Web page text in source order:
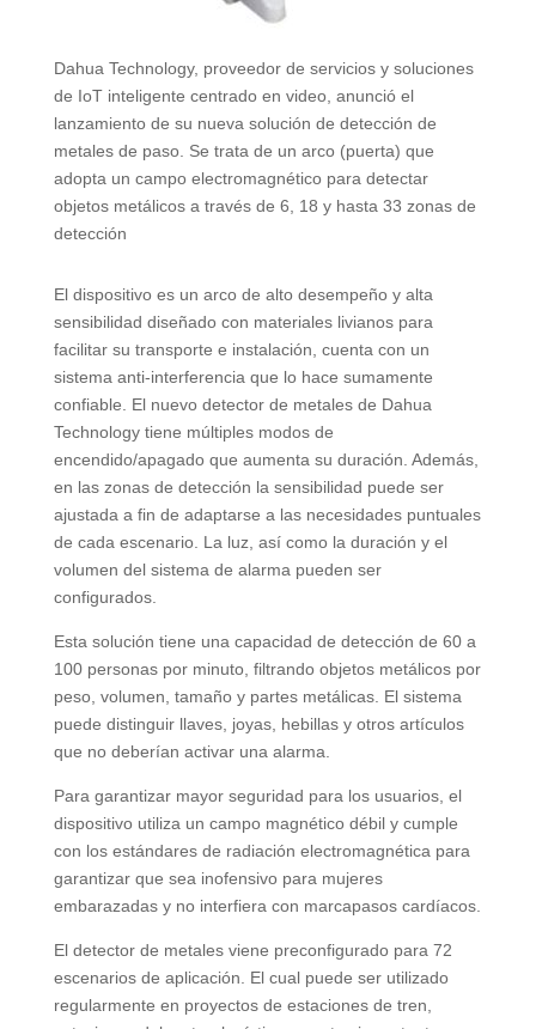
Dahua Technology, proveedor de servicios y soluciones
de IoT inteligente centrado en video, anunció el
lanzamiento de su nueva solución de detección de
metales de paso. Se trata de un arco (puerta) que
adopta un campo electromagnético para detectar
objetos metálicos a través de 6, 18 y hasta 33 zonas de
detección
El dispositivo es un arco de alto desempeño y alta
sensibilidad diseñado con materiales livianos para
facilitar su transporte e instalación, cuenta con un
sistema anti-interferencia que lo hace sumamente
confiable. El nuevo detector de metales de Dahua
Technology tiene múltiples modos de
encendido/apagado que aumenta su duración. Además,
en las zonas de detección la sensibilidad puede ser
ajustada a fin de adaptarse a las necesidades puntuales
de cada escenario. La luz, así como la duración y el
volumen del sistema de alarma pueden ser
configurados.
Esta solución tiene una capacidad de detección de 60 a
100 personas por minuto, filtrando objetos metálicos por
peso, volumen, tamaño y partes metálicas. El sistema
puede distinguir llaves, joyas, hebillas y otros artículos
que no deberían activar una alarma.
Para garantizar mayor seguridad para los usuarios, el
dispositivo utiliza un campo magnético débil y cumple
con los estándares de radiación electromagnética para
garantizar que sea inofensivo para mujeres
embarazadas y no interfiera con marcapasos cardíacos.
El detector de metales viene preconfigurado para 72
escenarios de aplicación. El cual puede ser utilizado
regularmente en proyectos de estaciones de tren,